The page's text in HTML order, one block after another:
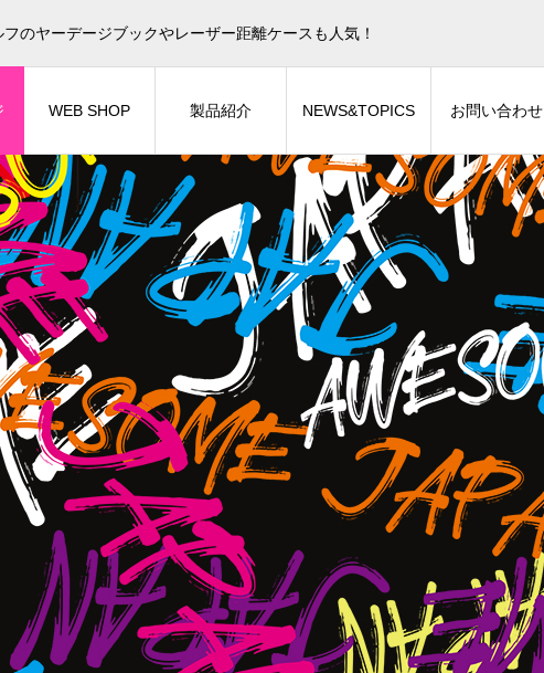
のヤーデージブックやレーザー距離ケースも人気！
WEB SHOP 製品紹介 NEWS&TOPICS お問い合わせ